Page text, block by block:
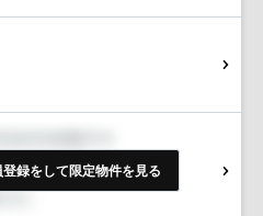
登録をして限定物件を見る